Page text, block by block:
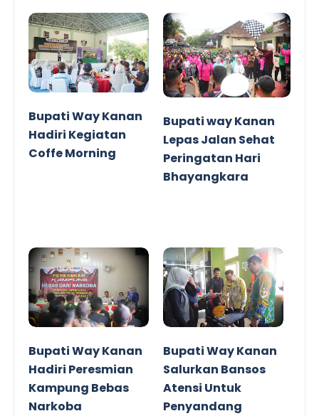
Bupati Way Kanan
Hadiri Kegiatan
Coffe Morning
Bupati way Kanan
Lepas Jalan Sehat
Peringatan Hari
Bhayangkara
Bupati Way Kanan
Hadiri Peresmian
Kampung Bebas
Narkoba
Bupati Way Kanan
Salurkan Bansos
Atensi Untuk
Penyandang